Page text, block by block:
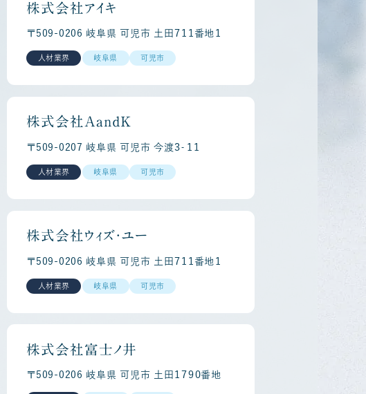
株式会社アイキ
〒509-0206 岐阜県 可児市 土田７１１番地１
人材業界 岐阜県 可児市
株式会社ＡａｎｄＫ
〒509-0207 岐阜県 可児市 今渡３‐１１
人材業界 岐阜県 可児市
株式会社ウィズ・ユー
〒509-0206 岐阜県 可児市 土田７１１番地１
人材業界 岐阜県 可児市
株式会社富士ノ井
〒509-0206 岐阜県 可児市 土田１７９０番地